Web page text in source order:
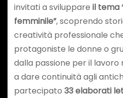
invitati a sviluppare il tema
femminile”, scoprendo
creatività professionale
protagoniste le donne o
dalla passione per il
a dare continuità agli
partecipato 33 elaborati